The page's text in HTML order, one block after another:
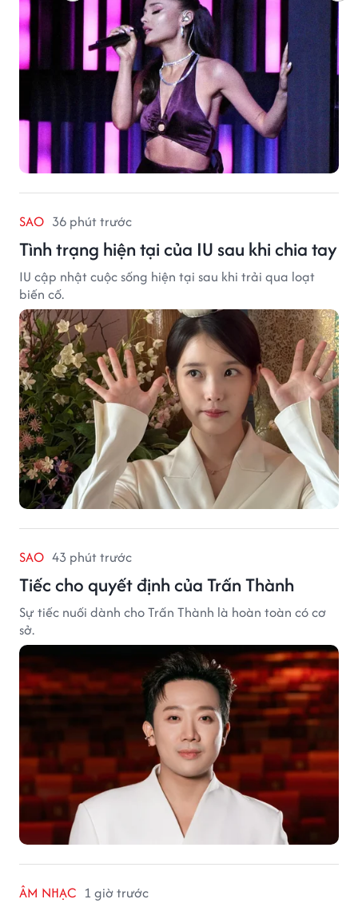
SAO 36 phút trước
Tình trạng hiện tại của IU sau khi chia tay
IU cập nhật cuộc sống hiện tại sau khi trải qua loạt
biến cố.
SAO 43 phút trước
Tiếc cho quyết định của Trấn Thành
Sự tiếc nuối dành cho Trấn Thành là hoàn toàn có cơ
sở.
ÂM NHẠC 1 giờ trước